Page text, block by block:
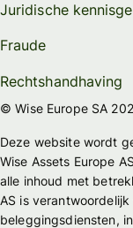
Juridische
Fraude
Rechtshandhaving
© Wise Europe SA
Deze website wordt
Wise Assets Europe
alle inhoud met
AS is
beleggingsdiensten,